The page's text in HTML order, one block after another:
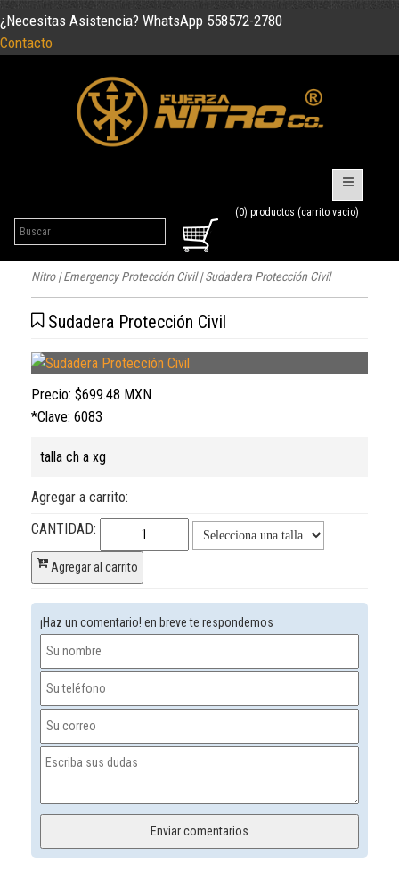
¿Necesitas Asistencia? WhatsApp 558572-2780
Contacto
(0) productos (carrito vacio)
Nitro|Emergency Protección Civil| Sudadera Protección Civil
Sudadera Protección Civil
Precio: $699.48 MXN
*Clave: 6083
talla ch a xg
Agregar a carrito:
CANTIDAD:
Agregar al carrito
¡Haz un comentario! en breve te respondemos